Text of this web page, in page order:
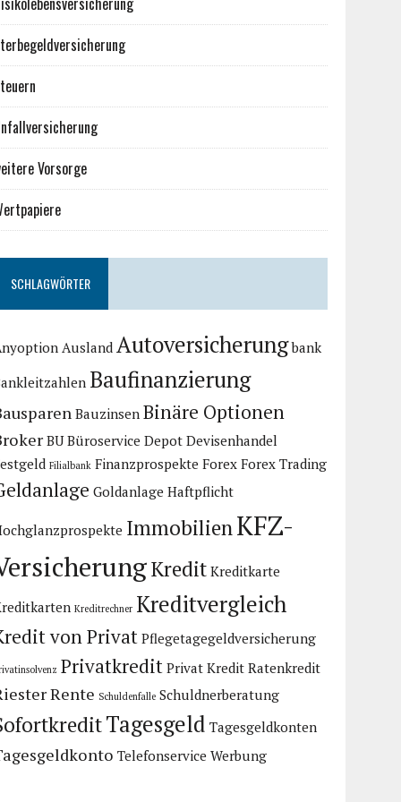
Vorsorge
SCHLAGWÖRTER
Ausland Autoversicherung bank
Baufinanzierung
Bauzinsen Binäre Optionen
BU Büroservice Depot Devisenhandel
Filialbank Finanzprospekte Forex Forex Trading
Goldanlage Haftpflicht
ImmobilienKFZ-
Kredit Kreditkarte
Kreditrechner Kreditvergleich
von Privat Pflegetagegeldversicherung
Privatkredit Privat Kredit Ratenkredit
Rente Schuldenfalle Schuldnerberatung
Tagesgeld Tagesgeldkonten
Telefonservice Werbung